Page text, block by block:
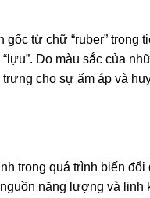
gốc từ chữ “ruber”
Do màu sắc của
cho sự ấm áp và
trong quá trình biến
năng lượng và